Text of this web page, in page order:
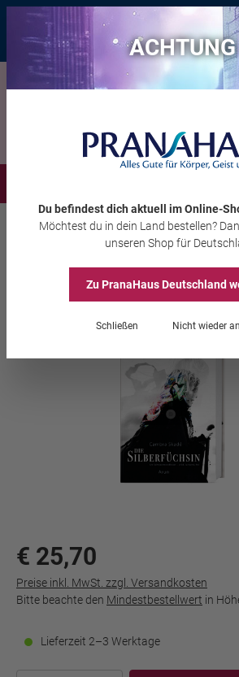
Bis zu 20 € Rabatt* mit dem Vorteils-Code
11.08.2026
Bücher Schamanismus
Die Silberfüchsin
€ 25,70
Preise inkl. MwSt. zzgl. Versandkosten
Bitte beachte den Mindestbestellwert in
Lieferzeit 2–3 Werktage
ACHTUNG
Du befindest dich aktuell im Online-
Möchtest du in dein Land bestellen?
unseren Shop für
Zu PranaHausDeutschland
Schließen Nicht wieder